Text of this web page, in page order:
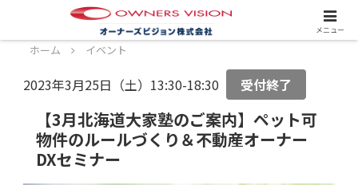
スタッフ募集中！詳しくはこちら！
ホーム イベント
2023年3月25日（土）13:30-18:30 受付終了
【3月北海道大家塾のご案内】ペット可
物件のルールづくり＆不動産オーナー
DXセミナー
メニュー